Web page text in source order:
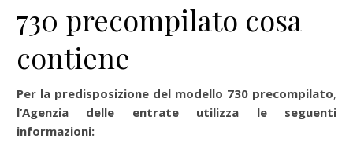
730 precompilato cosa
contiene
Per la predisposizione del modello 730 precompilato,
l’Agenzia delle entrate utilizza le seguenti
informazioni: